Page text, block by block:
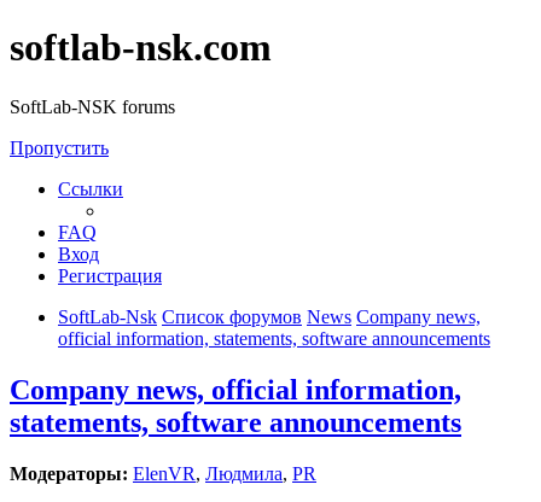
softlab-nsk.com
SoftLab-NSK forums
Пропустить
Ссылки
FAQ
Вход
Регистрация
SoftLab-Nsk Список форумов News Company news,
official information, statements, software announcements
Company news, official information,
statements, software announcements
Модераторы: ElenVR, Людмила, PR